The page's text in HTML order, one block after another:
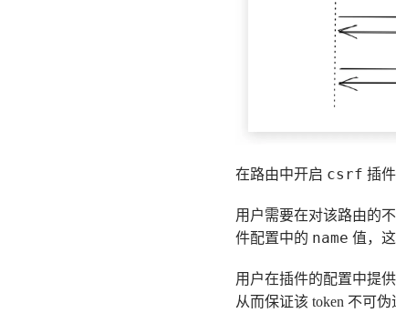
在路由中开启 csrf 插
用户需要在对该路由的
件配置中的 name 值，
用户在插件的配置中提
从而保证该 token 不可伪